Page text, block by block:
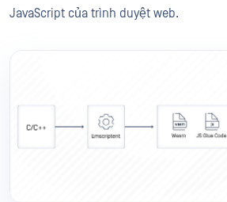
JavaScript của trình duyệt web.